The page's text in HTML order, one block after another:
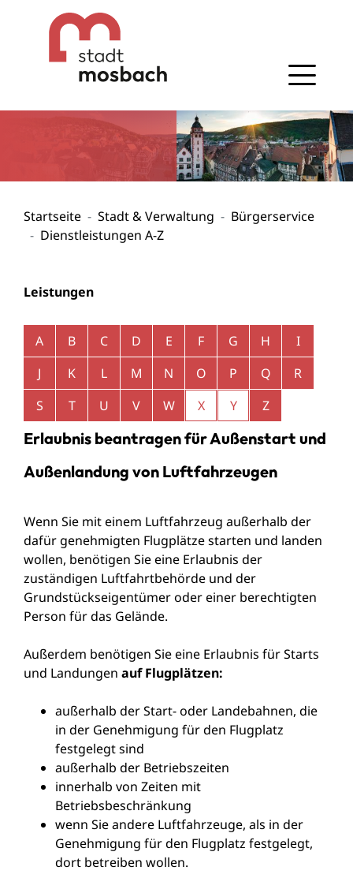
Gehe zum Navigationsbereich
Gehe zum Inhalt
Startseite Stadt & Verwaltung
Bürgerservice
Dienstleistungen A-Z
Leistungen
Alphabetisches Register überspringen
A B C D E F G H
I
J
K L M N O P Q
R
S
T U V W X Y Z
Erlaubnis beantragen für Außenstart und
Außenlandung von Luftfahrzeugen
Wenn Sie mit einem Luftfahrzeug außerhalb der
dafür genehmigten Flugplätze starten und landen
wollen, benötigen Sie eine Erlaubnis der
zuständigen Luftfahrtbehörde und der
Grundstückseigentümer oder einer berechtigten
Person für das Gelände.
Außerdem benötigen Sie eine Erlaubnis für Starts
und Landungen auf Flugplätzen:
außerhalb der Start- oder Landebahnen, die
in der Genehmigung für den Flugplatz
festgelegt sind
außerhalb der Betriebszeiten
innerhalb von Zeiten mit
Betriebsbeschränkung
wenn Sie andere Luftfahrzeuge, als in der
Genehmigung für den Flugplatz festgelegt,
dort betreiben wollen.